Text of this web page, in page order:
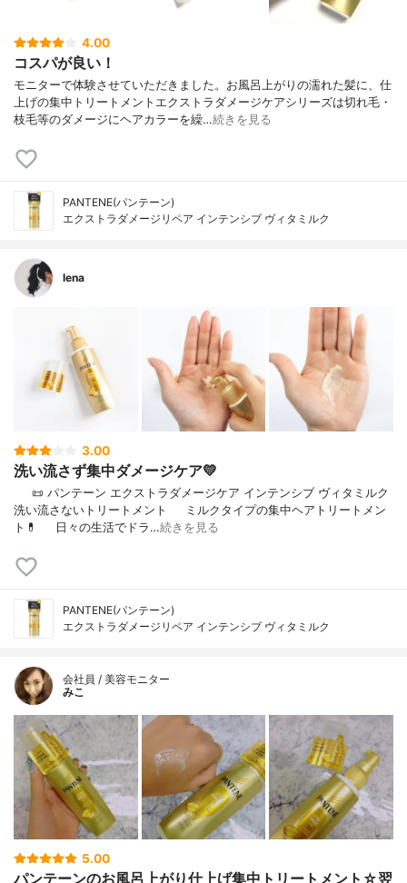
4.00
コスパが良い！
モニターで体験させていただきました。お風呂上がりの濡れた髪に、仕
上げの集中トリートメントエクストラダメージケアシリーズは切れ毛・
枝毛等のダメージにヘアカラーを繰…続きを見る
PANTENE(パンテーン)
エクストラダメージリペア インテンシブ ヴィタミルク
lena
3.00
洗い流さず集中ダメージケア💛
⠀⠀📜 パンテーン エクストラダメージケア インテンシブ ヴィタミルク
洗い流さないトリートメント⠀⠀ミルクタイプの集中ヘアトリートメン
ト💊⠀⠀日々の生活でドラ…続きを見る
PANTENE(パンテーン)
エクストラダメージリペア インテンシブ ヴィタミルク
会社員 / 美容モニター
みこ
5.00
パンテーンのお風呂上がり仕上げ集中トリートメント☆翌